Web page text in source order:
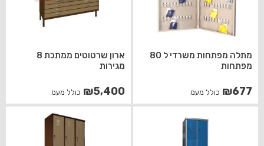
מתלה מפתחות משרדי ל 80
מפתחות
₪677 כולל מעמ
ארון שרטוטים ממתכת 8
מגירות
₪5,400 כולל מעמ